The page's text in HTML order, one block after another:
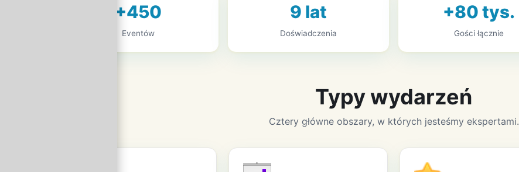
+450
Eventów
9 lat
Doświadczenia
+80 tys.
Gości łącznie
Typy wydarzeń
Cztery główne obszary, w których jesteśmy ekspertami.